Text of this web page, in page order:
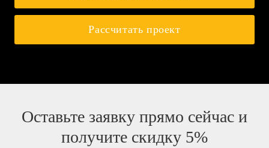
Рассчитать проект
Оставьте заявку прямо сейчас и
получите скидку 5%